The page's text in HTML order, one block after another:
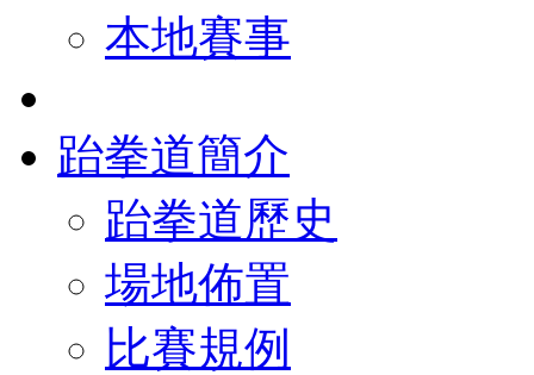
本地賽事
跆拳道簡介
跆拳道歷史
場地佈置
比賽規例